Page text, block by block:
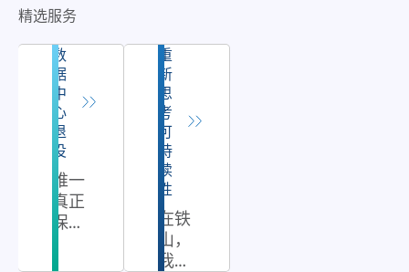
精选服务
数
据
中
心
退
役
唯一
真正
保护
重
新
思
考
可
持
续
性
在铁
山，
我们